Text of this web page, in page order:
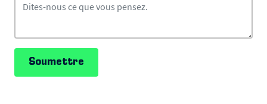
Soumettre